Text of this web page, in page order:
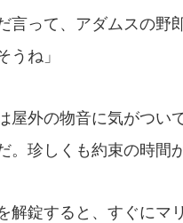
言って、アダムスの野
うね」
屋外の物音に気がつい
。珍しくも約束の時間
解錠すると、すぐにマ